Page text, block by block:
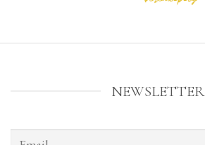
NEWSLETTER